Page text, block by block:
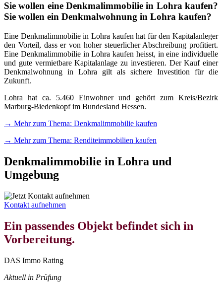
Sie wollen eine Denkmalimmobilie in Lohra kaufen?
Sie wollen ein Denkmalwohnung in Lohra kaufen?
Eine Denkmalimmobilie in Lohra kaufen hat für den Kapitalanleger
den Vorteil, dass er von hoher steuerlicher Abschreibung profitiert.
Eine Denkmalimmobilie in Lohra kaufen heisst, in eine individuelle
und gute vermietbare Kapitalanlage zu investieren. Der Kauf einer
Denkmalwohnung in Lohra gilt als sichere Investition für die
Zukunft.
Lohra hat ca. 5.460 Einwohner und gehört zum Kreis/Bezirk
Marburg-Biedenkopf im Bundesland Hessen.
→ Mehr zum Thema: Denkmalimmobilie kaufen
→ Mehr zum Thema: Renditeimmobilien kaufen
Denkmalimmobilie in Lohra und
Umgebung
Kontakt aufnehmen
Ein passendes Objekt befindet sich in
Vorbereitung.
DAS Immo Rating
Aktuell in Prüfung